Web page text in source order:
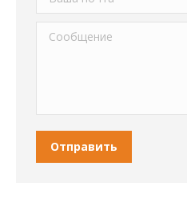
Сообщение
Отправить